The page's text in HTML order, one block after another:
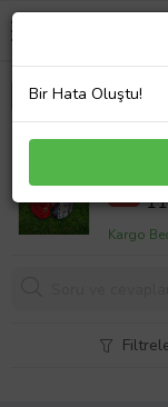
%8
Kargo
Bir Hata Oluştu!